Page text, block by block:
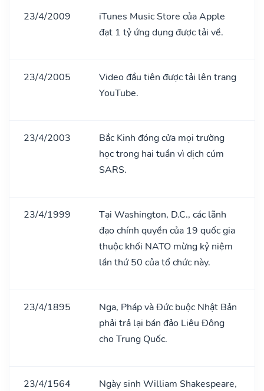
23/4/2009
iTunes Music Store của Apple
đạt 1 tỷ ứng dụng được tải về.
23/4/2005
Video đầu tiên được tải lên trang
YouTube.
23/4/2003
Bắc Kinh đóng cửa mọi trường
học trong hai tuần vì dịch cúm
SARS.
23/4/1999
Tại Washington, D.C., các lãnh
đạo chính quyền của 19 quốc gia
thuộc khối NATO mừng kỷ niệm
lần thứ 50 của tổ chức này.
23/4/1895
Nga, Pháp và Đức buộc Nhật Bản
phải trả lại bán đảo Liêu Đông
cho Trung Quốc.
23/4/1564
Ngày sinh William Shakespeare,